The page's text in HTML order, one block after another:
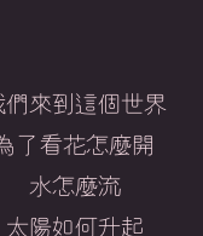
們來到這個世界
了看花怎麼開
水怎麼流
太陽如何升起